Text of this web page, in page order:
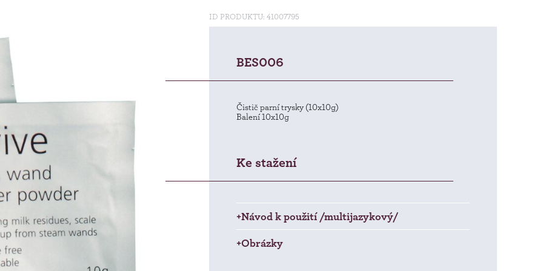
ID PRODUKTU: 41007795
BES006
Čistič parní trysky (10x10g)
Balení 10x10g
Ke stažení
+Návod k použití /multijazykový/
+Obrázky